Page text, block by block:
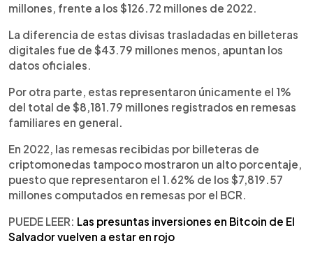
millones, frente a los $126.72 millones de 2022.
La diferencia de estas divisas trasladadas en billeteras
digitales fue de $43.79 millones menos, apuntan los
datos oficiales.
Por otra parte, estas representaron únicamente el 1%
del total de $8,181.79 millones registrados en remesas
familiares en general.
En 2022, las remesas recibidas por billeteras de
criptomonedas tampoco mostraron un alto porcentaje,
puesto que representaron el 1.62% de los $7,819.57
millones computados en remesas por el BCR.
PUEDE LEER: Las presuntas inversiones en Bitcoin de El
Salvador vuelven a estar en rojo